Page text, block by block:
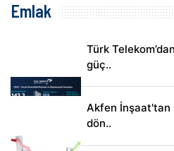
Emlak
Türk
güç..
Akfen İnşaat'tan
dön..